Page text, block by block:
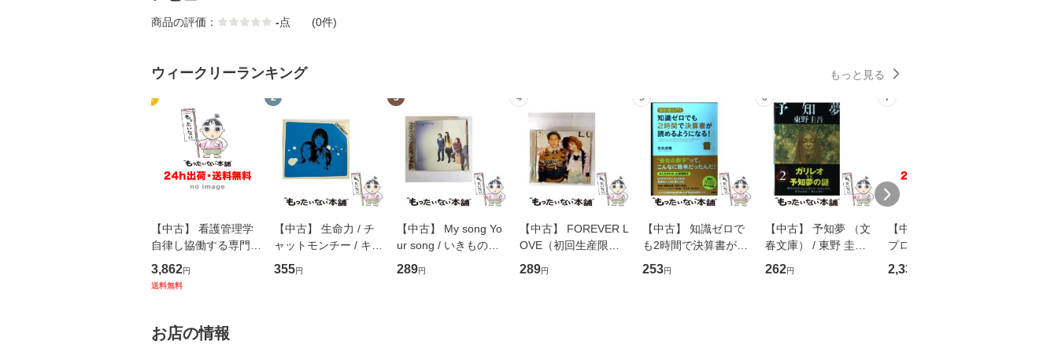
商品の評価： -点 (0件)
ウィークリーランキング もっと見る
1
【中古】 看護管理学
自律し協働する専門職
の看護マネジメントス
キル 改訂第3版 (看護
堂 [単行
3,862円
送料無料
2
【中古】 生命力 / チ
ャットモンチー / キュ
ーンレコード [CD]
【メール便送料無料】
355円
3
【中古】 My song Yo
ur song / いきものが
かり / [CD]【メール便
送料無料】
289円
4
【中古】 FOREVER L
OVE（初回生産限定
盤） / 清水翔太×加藤
ミリヤ / [CD]【メール
289円
5
【中古】 知識ゼロで
も2時間で決算書が読
めるようになる！ 会
計超入門！ / 佐伯 良
253円
6
【中古】 予知夢 （文
春文庫） / 東野 圭吾 /
文藝春秋 [文庫]【メー
ル便送料無料】
262円
7
【中古】 野ブタ。を
プロデュース [DVD-B
OX] / バップ [DVD]
【メール便送料無料】
2,335
お店の情報